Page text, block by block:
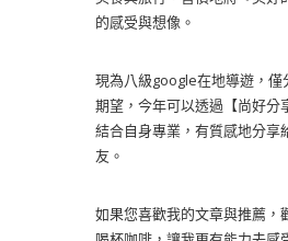
的感受與想像。
現為八級google在地導遊，僅
期望，今年可以透過【尚好分
結合自身專業，有質感地分享
友。
如果您喜歡我的文章與推薦，